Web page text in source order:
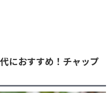
におすすめ！チャップ